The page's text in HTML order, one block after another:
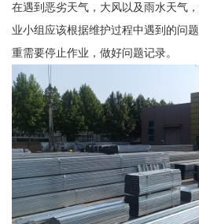
在遇到恶劣天气，大风以及雨水天气
业小组应该根据维护过程中遇到的问
重需要停止作业，做好问题记录。